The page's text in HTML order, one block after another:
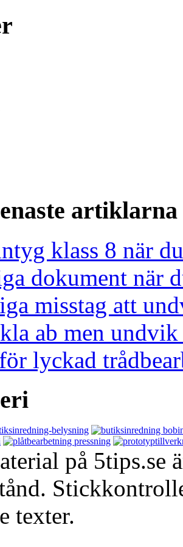
artiklarna
klass 8 när
dokument när
misstag att
ab men
lyckad
på 5tips.se
texter.